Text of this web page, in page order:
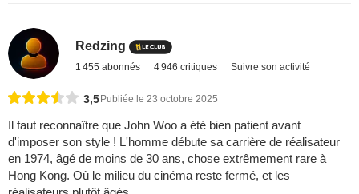
Redzing
1 455 abonnés 4 946 critiques Suivre son activité
3,5 Publiée le 23 octobre 2025
Il faut reconnaître que John Woo a été bien patient avant
d'imposer son style ! L'homme débute sa carrière de réalisateur
en 1974, âgé de moins de 30 ans, chose extrêmement rare à
Hong Kong. Où le milieu du cinéma reste fermé, et les